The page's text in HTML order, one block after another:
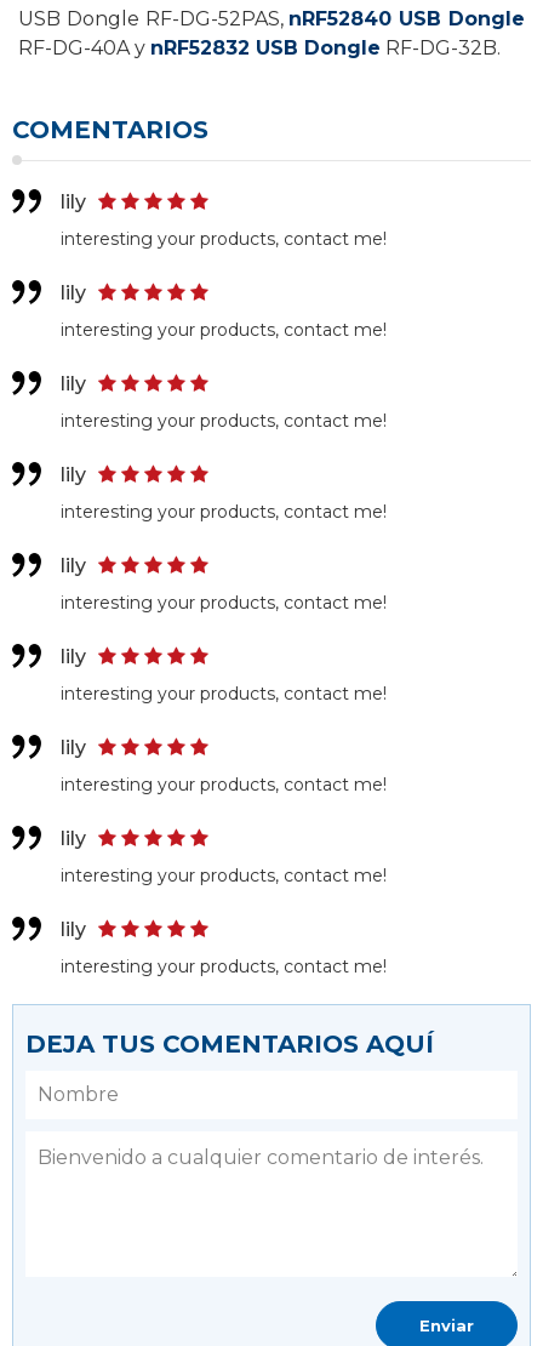
USB Dongle RF-DG-52PAS, nRF52840 USB Dongle
RF-DG-40A y nRF52832 USB Dongle RF-DG-32B.
COMENTARIOS
lily
interesting your products, contact me!
lily
interesting your products, contact me!
lily
interesting your products, contact me!
lily
interesting your products, contact me!
lily
interesting your products, contact me!
lily
interesting your products, contact me!
lily
interesting your products, contact me!
lily
interesting your products, contact me!
lily
interesting your products, contact me!
DEJA TUS COMENTARIOS AQUÍ